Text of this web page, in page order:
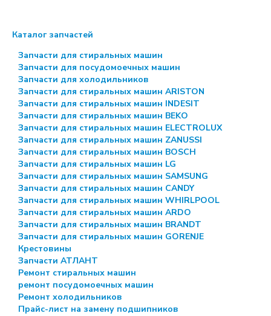
Каталог запчастей
Запчасти для стиральных машин
Запчасти для посудомоечных машин
Запчасти для холодильников
Запчасти для стиральных машин ARISTON
Запчасти для стиральных машин INDESIT
Запчасти для стиральных машин BEKO
Запчасти для стиральных машин ELECTROLUX
Запчасти для стиральных машин ZANUSSI
Запчасти для стиральных машин BOSCH
Запчасти для стиральных машин LG
Запчасти для стиральных машин SAMSUNG
Запчасти для стиральных машин CANDY
Запчасти для стиральных машин WHIRLPOOL
Запчасти для стиральных машин ARDO
Запчасти для стиральных машин BRANDT
Запчасти для стиральных машин GORENJE
Крестовины
Запчасти АТЛАНТ
Ремонт стиральных машин
ремонт посудомоечных машин
Ремонт холодильников
Прайс-лист на замену подшипников